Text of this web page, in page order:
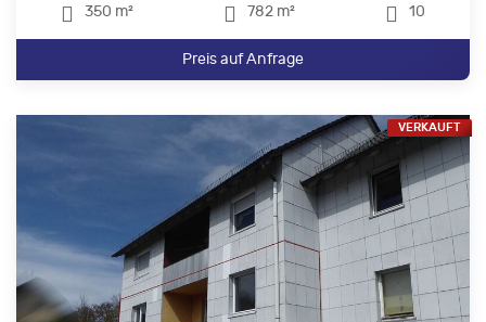
350 m² 782 m² 10
Preis auf Anfrage
VERKAUFT